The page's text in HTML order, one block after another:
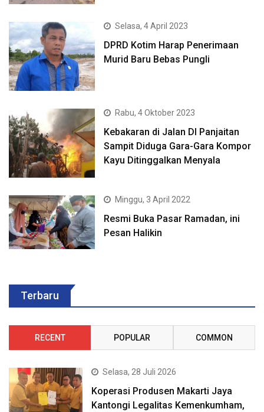
Selasa, 4 April 2023
DPRD Kotim Harap Penerimaan
Murid Baru Bebas Pungli
Rabu, 4 Oktober 2023
Kebakaran di Jalan DI Panjaitan
Sampit Diduga Gara-Gara Kompor
Kayu Ditinggalkan Menyala
Minggu, 3 April 2022
Resmi Buka Pasar Ramadan, ini
Pesan Halikin
Terbaru
RECENT POPULAR COMMON
Selasa, 28 Juli 2026
Koperasi Produsen Makarti Jaya
Kantongi Legalitas Kemenkumham,